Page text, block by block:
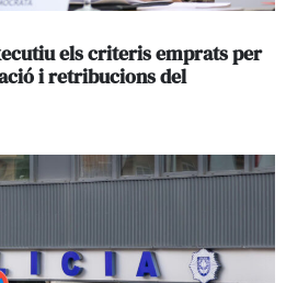
els criteris emprats per
i retribucions del